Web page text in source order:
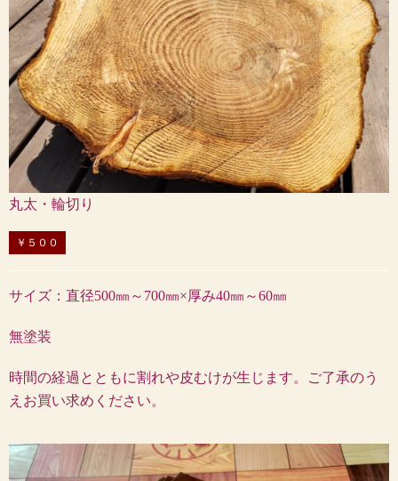
丸太・輪切り
￥５００
サイズ：直径500㎜～700㎜×厚み40㎜～60㎜
無塗装
時間の経過とともに割れや皮むけが生じます。ご了承のう
えお買い求めください。